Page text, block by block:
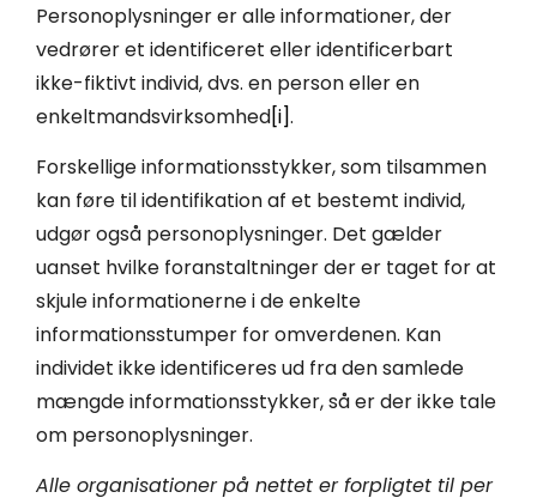
Personoplysninger er alle informationer, der
vedrører et identificeret eller identificerbart
ikke-fiktivt individ, dvs. en person eller en
enkeltmandsvirksomhed[i].
Forskellige informationsstykker, som tilsammen
kan føre til identifikation af et bestemt individ,
udgør også personoplysninger. Det gælder
uanset hvilke foranstaltninger der er taget for at
skjule informationerne i de enkelte
informationsstumper for omverdenen. Kan
individet ikke identificeres ud fra den samlede
mængde informationsstykker, så er der ikke tale
om personoplysninger.
Alle organisationer på nettet er forpligtet til per